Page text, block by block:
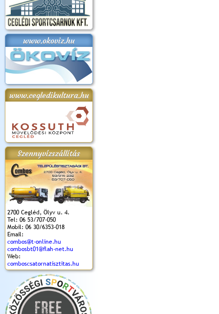
www.okoviz.hu
www.cegledikultura.hu
Szennyvízszállítás
2700 Cegléd, Ölyv u. 4.
Tel: 06 53/707-050
Mobil: 06 30/6353-018
Email:
combos@t-online.hu
combosbt01@flah-net.hu
Web:
comboscsatornatisztitas.hu
2018.
Kossuth Toborzó
2017.09.22-23.
és Magyarok
Kenyere Program